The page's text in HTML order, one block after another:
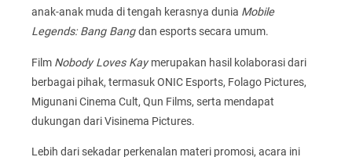
anak-anak muda di tengah kerasnya dunia Mobile
Legends: Bang Bangdan esports secara umum.
Film Nobody Loves Kaymerupakan hasil kolaborasi dari
berbagai pihak, termasuk ONIC Esports, Folago Pictures,
Migunani Cinema Cult, Qun Films, serta mendapat
dukungan dari Visinema Pictures.
Lebih dari sekadar perkenalan materi promosi, acara ini